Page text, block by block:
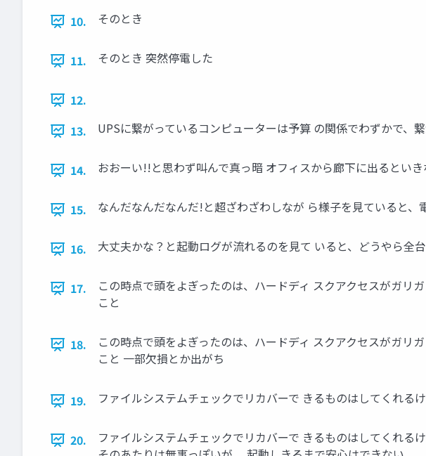
10. そのとき
11. そのとき 突然停電した
12.
13.
UPSに繋がっているコンピューターは予算 の関係でわずかで、
14. おおーい!!と思わず叫んで真っ暗 オフィスから廊下に出るとい
15. なんだなんだなんだ!と超ざわざわしなが ら様子を見ていると
16. 大丈夫かな？と起動ログが流れるのを見て いると、どうやら全
17.
この時点で頭をよぎったのは、ハードディ スクアクセスがガリ
こと
18.
この時点で頭をよぎったのは、ハードディ スクアクセスがガリ
こと 一部欠損とか出がち
19. ファイルシステムチェックでリカバーで きるものはしてくれる
20.
ファイルシステムチェックでリカバーで きるものはしてくれる